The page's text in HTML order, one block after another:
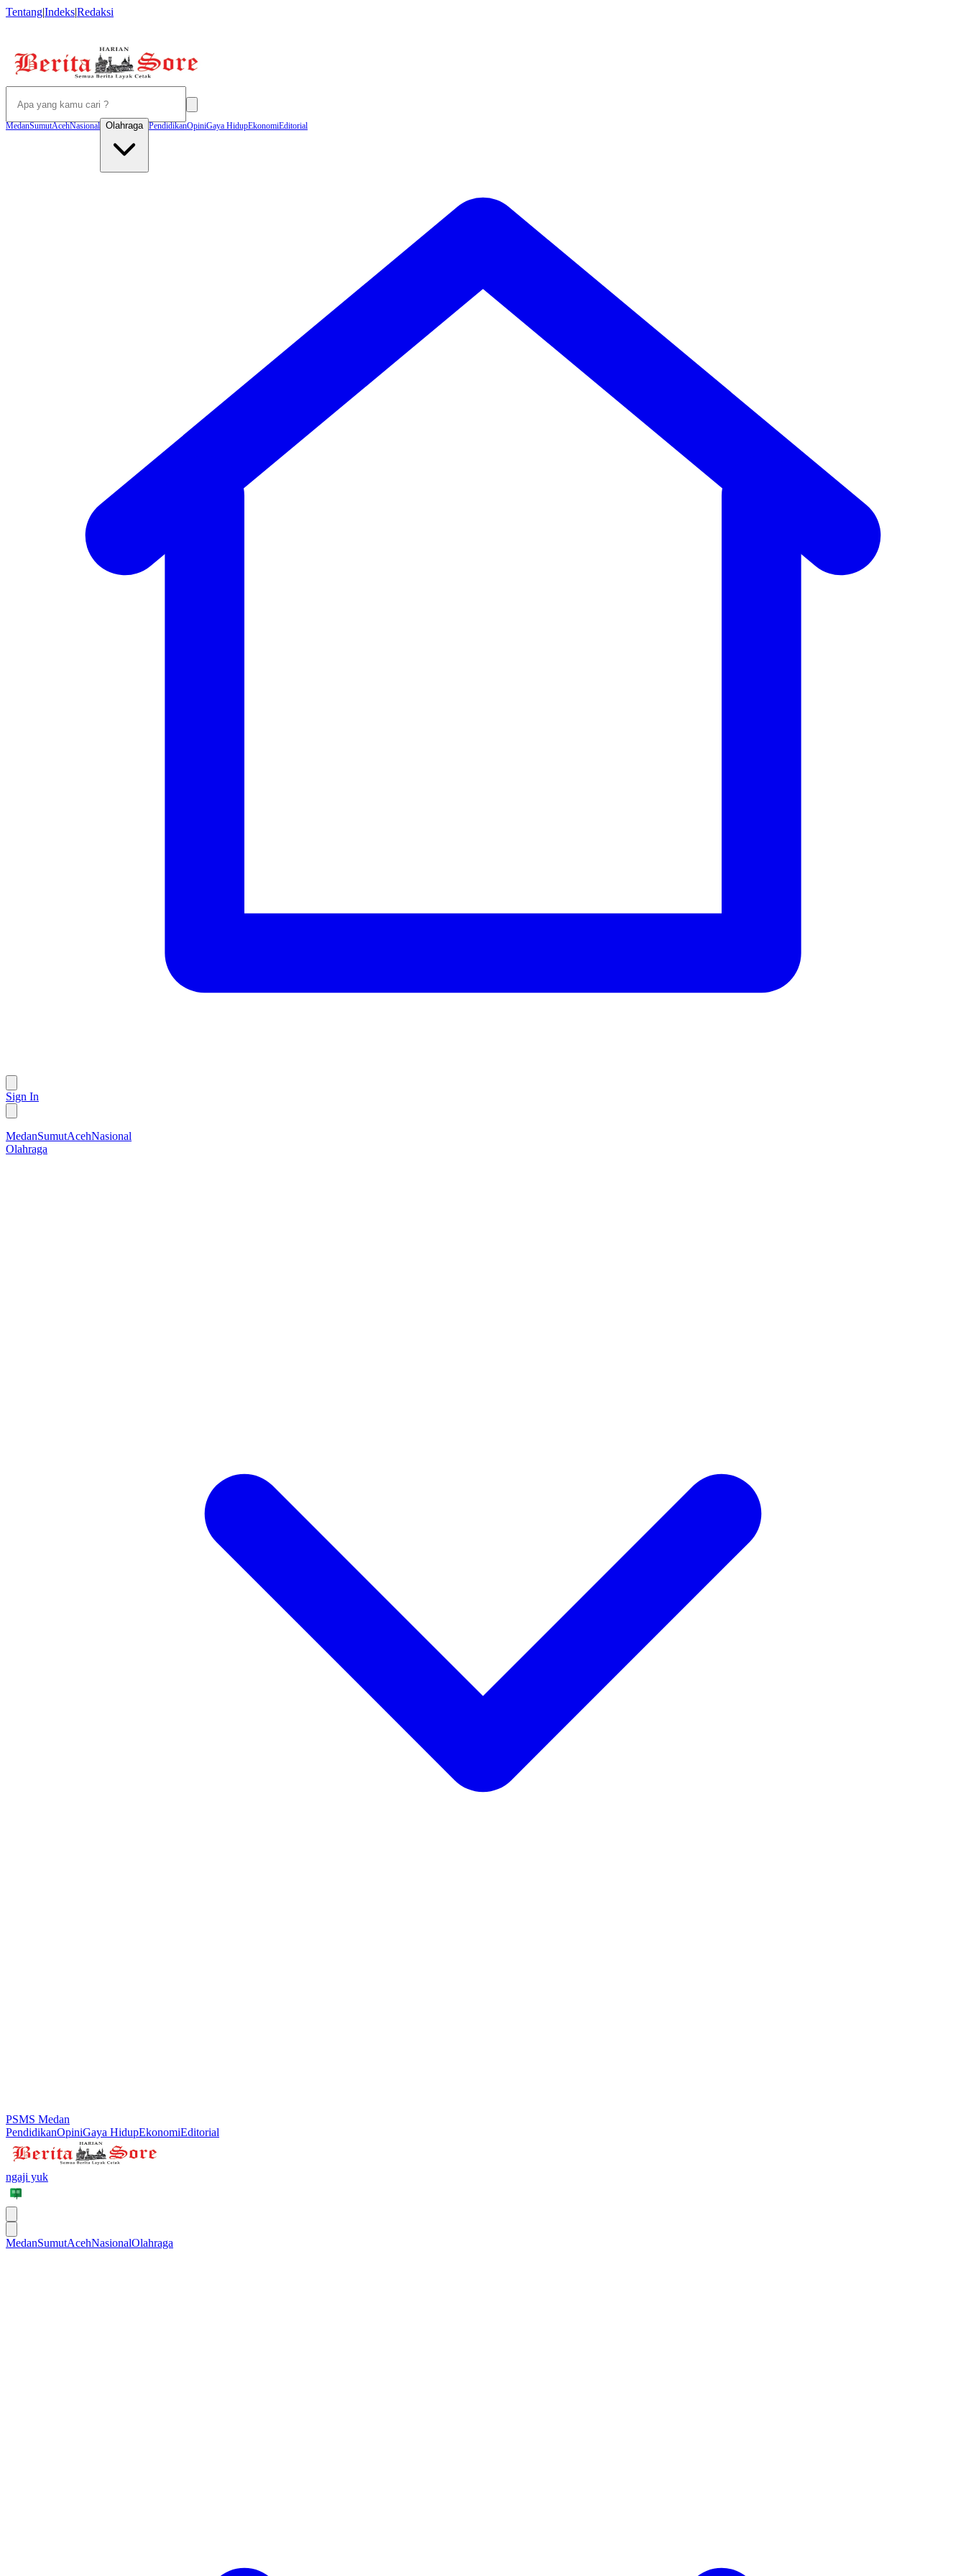
Tentang|Indeks|Redaksi
MedanSumutAcehNasional Olahraga PendidikanOpiniGaya HidupEkonomiEditorial
Sign In
MedanSumutAcehNasional
Olahraga
PSMS Medan
PendidikanOpiniGaya HidupEkonomiEditorial
ngaji yuk
MedanSumutAcehNasionalOlahraga